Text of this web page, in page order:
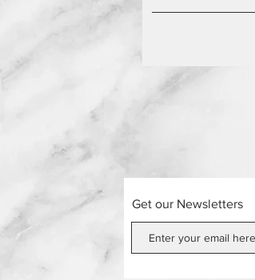
Get our Newsletters